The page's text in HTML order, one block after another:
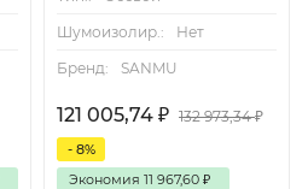
Шумоизолир.:
Нет
Бренд:
SANMU
121 005,74 ₽ 132 973,34₽
- 8%
Экономия 11 967,60 ₽